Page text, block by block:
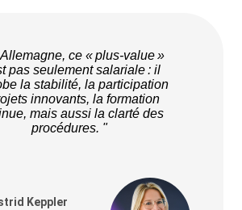
ce « plus-value »
pas seulement salariale : il
la stabilité, la participation
innovants, la formation
mais aussi la clarté des
procédures. "
Keppler